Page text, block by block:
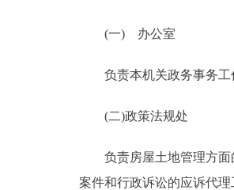
(一) 办公室
负责本机关政务事务工
(二)政策法规处
负责房屋土地管理方面的
案件和行政诉讼的应诉代